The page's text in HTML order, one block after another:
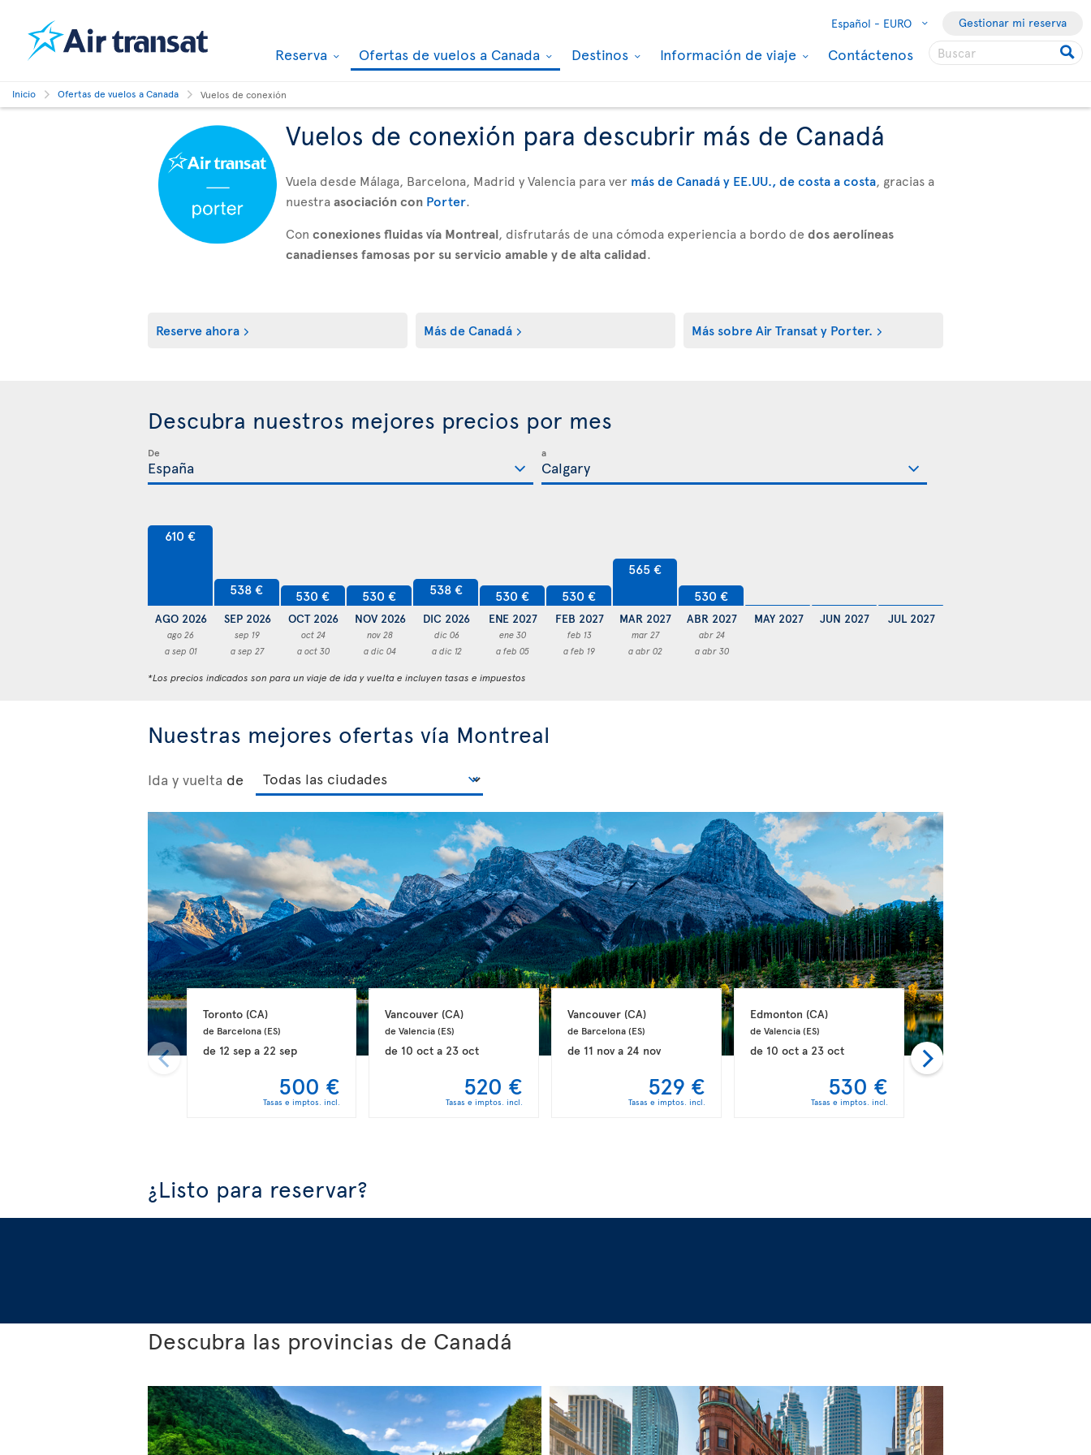
Español - EURO Gestionar mi reserva
Reserva Ofertas de vuelos a Canada Destinos Información de viaje Contáctenos
Inicio Ofertas de vuelos a Canada Vuelos de conexión
Vuelos de conexión para descubrir más de Canadá
Vuela desde Málaga, Barcelona, Madrid y Valencia para ver más de Canadá y EE.UU., de costa a costa, gracias a
nuestraasociación con Porter.
Con conexiones fluidas vía Montreal, disfrutarás de una cómoda experiencia a bordo de dos aerolíneas
canadienses famosas por su servicio amable y de alta calidad.
Reserve ahora Más de Canadá Más sobre Air Transat y Porter.
Descubra nuestros mejores precios por mes
De a
610 €
AGO 2026
ago 26
a sep 01
538 €
SEP 2026
sep 19
a sep 27
530 €
OCT 2026
oct 24
a oct 30
530 €
NOV 2026
nov 28
a dic 04
538 €
DIC 2026
dic 06
a dic 12
530 €
ENE 2027
ene 30
a feb 05
530 €
FEB 2027
feb 13
a feb 19
565 €
MAR 2027
mar 27
a abr 02
530 €
ABR 2027
abr 24
a abr 30
MAY 2027 JUN 2027 JUL 2027
*Los precios indicados son para un viaje de ida y vuelta e incluyen tasas e impuestos
Nuestras mejores ofertas vía Montreal
Ida y vuelta de
Toronto (CA)
de Barcelona (ES)
de 12 sepa 22 sep
500 €
Tasas e imptos. incl.
Vancouver (CA)
de Valencia (ES)
de 10 oct a 23 oct
520 €
Tasas e imptos. incl.
Vancouver (CA)
de Barcelona (ES)
de 11 nov a 24 nov
529 €
Tasas e imptos. incl.
Edmonton (CA)
de Valencia (ES)
de 10 oct a 23 oct
530 €
Tasas e imptos. incl.
Calgary
de Barcelona
de
¿Listo para reservar?
Descubra las provincias de Canadá